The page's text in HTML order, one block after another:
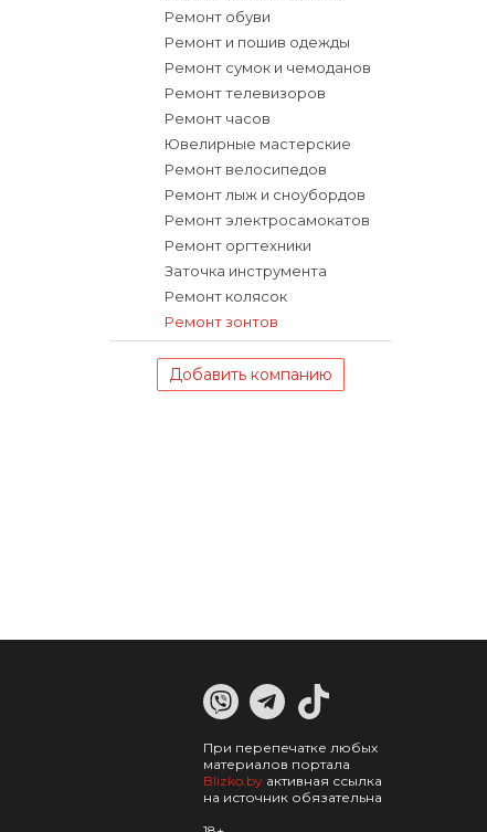
Ремонт обуви
Ремонт и пошив одежды
Ремонт сумок и чемоданов
Ремонт телевизоров
Ремонт часов
Ювелирные мастерские
Ремонт велосипедов
Ремонт лыж и сноубордов
Ремонт электросамокатов
Ремонт оргтехники
Заточка инструмента
Ремонт колясок
Ремонт зонтов
Добавить компанию
При перепечатке любых
материалов портала
Blizko.by активная ссылка
на источник обязательна